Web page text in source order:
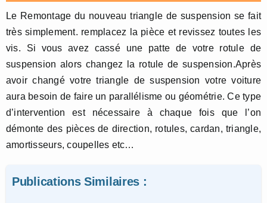
Le Remontage du nouveau triangle de suspension se fait
très simplement. remplacez la pièce et revissez toutes les
vis. Si vous avez cassé une patte de votre rotule de
suspension alors changez la rotule de suspension.Après
avoir changé votre triangle de suspension votre voiture
aura besoin de faire un parallélisme ou géométrie. Ce type
d’intervention est nécessaire à chaque fois que l’on
démonte des pièces de direction, rotules, cardan, triangle,
amortisseurs, coupelles etc…
Publications Similaires :